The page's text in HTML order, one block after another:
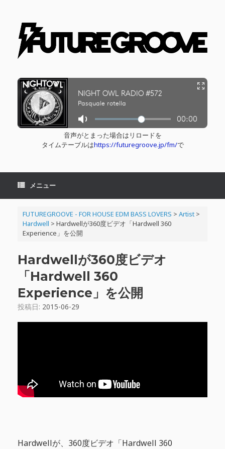
音声がとまった場合はリロードを
タイムテーブルはhttps://futuregroove.jp/fm/で
メニュー
FUTUREGROOVE - FOR HOUSE EDM BASS LOVERS > Artist>
Hardwell > Hardwellが360度ビデオ「Hardwell 360
Experience」を公開
Hardwellが360度ビデオ
「Hardwell 360
Experience」を公開
投稿日: 2015-06-29
Hardwellが、360度ビデオ「Hardwell 360